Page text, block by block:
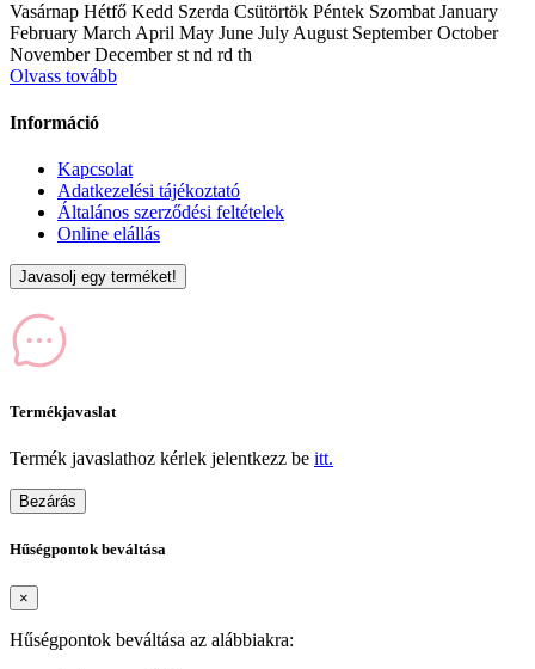
Vasárnap Hétfő Kedd Szerda Csütörtök Péntek Szombat January
February March April May June July August September October
November December st nd rd th
Olvass tovább
Információ
Kapcsolat
Adatkezelési tájékoztató
Általános szerződési feltételek
Online elállás
Javasolj egy terméket!
Termékjavaslat
Termék javaslathoz kérlek jelentkezz be itt.
Bezárás
Hűségpontok beváltása
×
Hűségpontok beváltása az alábbiakra: